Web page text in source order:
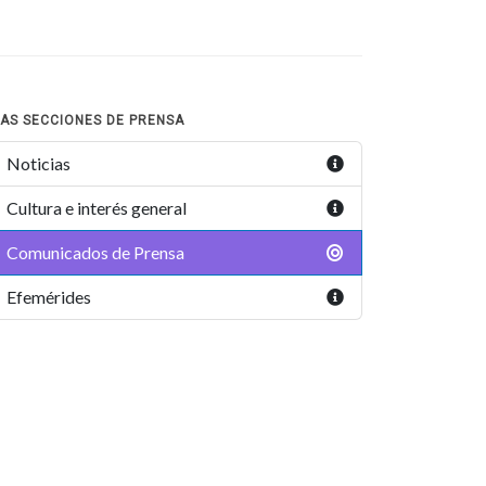
SECCIONES DE PRENSA
Noticias
Cultura e interés general
Comunicados de Prensa
Efemérides